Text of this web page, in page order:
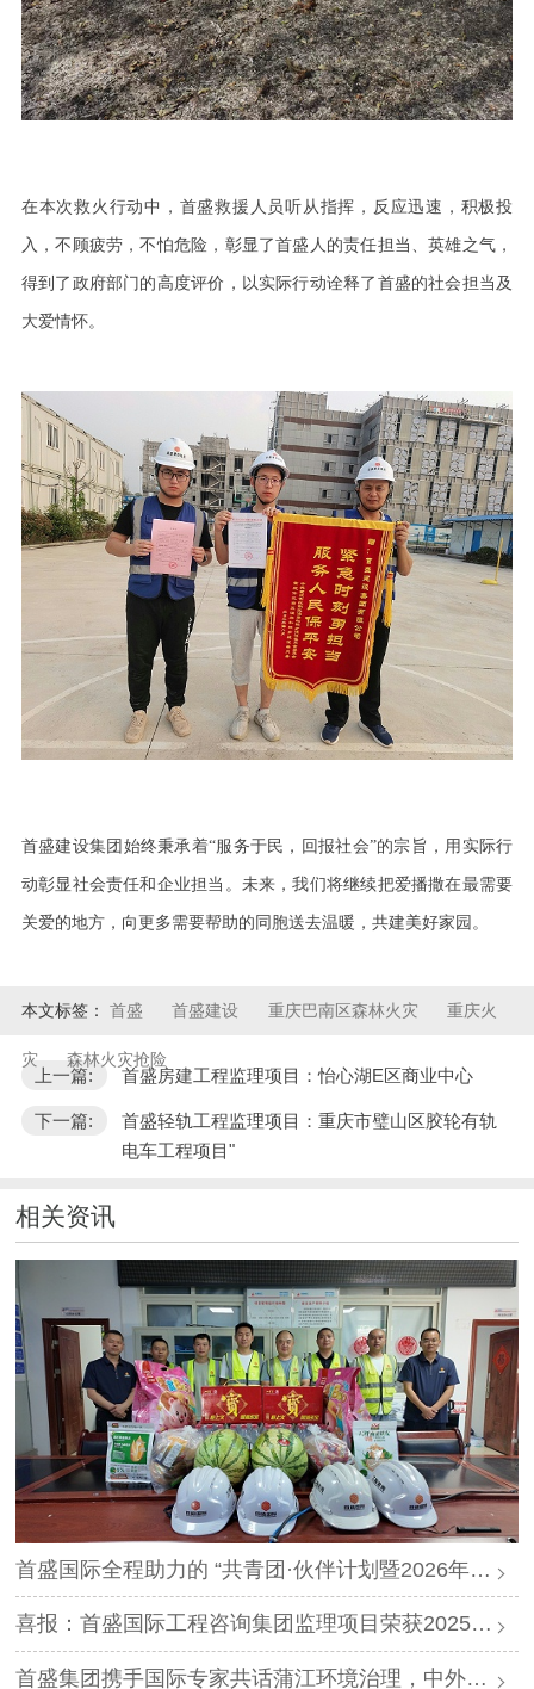
在本次救火行动中，首盛救援人员听从指挥，反应迅速，积极投
入，不顾疲劳，不怕危险，彰显了首盛人的责任担当、英雄之气，
得到了政府部门的高度评价，以实际行动诠释了首盛的社会担当及
大爱情怀。
首盛建设集团始终秉承着“服务于民，回报社会”的宗旨，用实际行
动彰显社会责任和企业担当。未来，我们将继续把爱播撒在最需要
关爱的地方，向更多需要帮助的同胞送去温暖，共建美好家园。
本文标签： 首盛 首盛建设 重庆巴南区森林火灾 重庆火
灾 森林火灾抢险
上一篇: 首盛房建工程监理项目：怡心湖E区商业中心
下一篇:
首盛轻轨工程监理项目：重庆市璧山区胶轮有轨
电车工程项目"
相关资讯
首盛国际全程助力的 “共青团·伙伴计划暨2026年迪庆轻风计划夏令营”圆满落幕
喜报：首盛国际工程咨询集团监理项目荣获2025年度“四川省优质机电安装工程”
首盛集团携手国际专家共话蒲江环境治理，中外智慧赋能生态升级